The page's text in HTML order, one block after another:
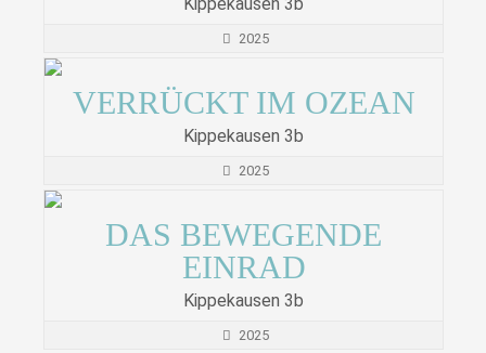
2025
VERRÜCKT IM OZEAN
Kippekausen 3b
2025
DAS BEWEGENDE
EINRAD
Kippekausen 3b
2025